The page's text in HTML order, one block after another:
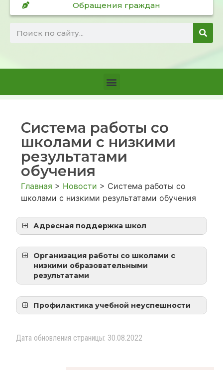
Обращения граждан
Система работы со
школами с низкими
результатами
обучения
Главная > Новости > Система работы со
школами с низкими результатами обучения
Адресная поддержка школ
Приказ 68 2022 Дорожная карта
ШНОР Орджо
Орджо 2022 МП ШНОР
Организация работы со школами с
низкими образовательными
результатами
ШНОР Орджо
Отчет по исполнению дорожной
Профилактика учебной неуспешности
Отчёт Михайловой Т.С. куратора
Дата обновления страницы: 30.08.2022